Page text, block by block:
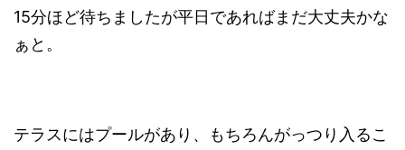
15分ほど待ちましたが平日であればまだ大丈夫かな
ぁと。
テラスにはプールがあり、もちろんがっつり入るこ